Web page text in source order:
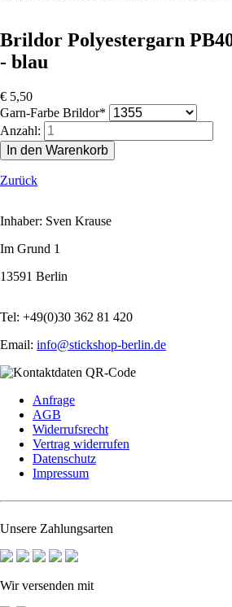
Brildor Polyestergarn
- blau
€ 5,50
Pflichtfeld
Garn-Farbe Brildor*
Anzahl:
Zurück
Inhaber: Sven Krause
Im Grund 1
13591 Berlin
Tel: +49(0)30 362 81 420
Email: info@stickshop-berlin.de
überspringen
Anfrage
AGB
Widerrufsrecht
Vertrag widerrufen
Datenschutz
Impressum
Unsere Zahlungsarten
Wir versenden mit